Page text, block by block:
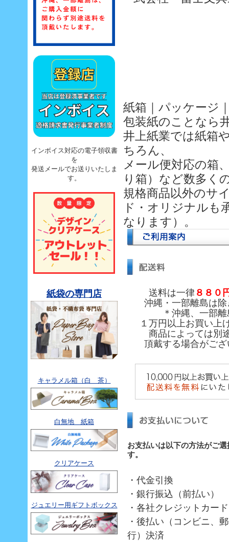
インボイス対応の電子領収書
を
発送メールでお送りいたしま
す。
紙袋の専門店
キャラメル箱（白 茶）
白無地 紙箱
クリアケース
ジュエリー用ギフトボックス
紙箱｜パッケージ
包装紙のことなら
井上紙業では紙箱
ちろん、
メール便対応の箱
り箱）など数多く
規格商品以外のサ
ド・オリジナルも
なります）。
送料は一律８８０
沖縄・一部離島は
＊沖縄、一部
１万円以上お買い上
商品によっては別
頂戴する場合がご
お支払いは以下の方法がご
す。
・代金引換
・銀行振込（前払い）
・各社クレジットカード
・後払い（コンビニ、
行）決済